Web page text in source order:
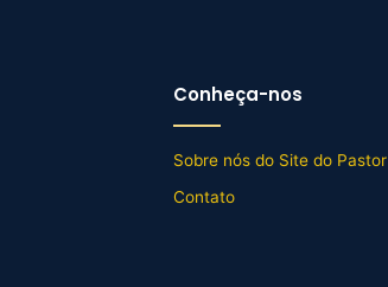
Conheça-nos
Sobre nós do Site do Pastor
Contato